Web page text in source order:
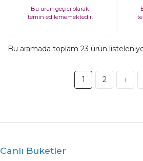
Toprak Saksı Saksılık
Salon Çiçeklik İkili
Bu ürün geçici olarak
temin edilememektedir.
Bu aramada toplam 23 ürün
1 2 ›
Canlı Buketler